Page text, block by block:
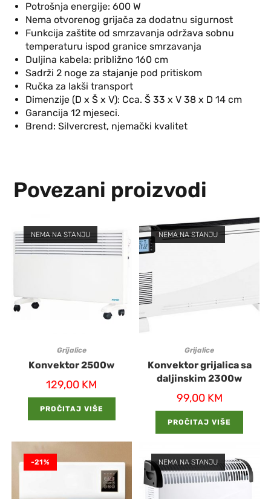
Potrošnja energije: 600 W
Nema otvorenog grijača za dodatnu sigurnost
Funkcija zaštite od smrzavanja održava sobnu
temperaturu ispod granice smrzavanja
Duljina kabela: približno 160 cm
Sadrži 2 noge za stajanje pod pritiskom
Ručka za lakši transport
Dimenzije (D x Š x V): Cca. Š 33 x V 38 x D 14 cm
Garancija 12 mjeseci.
Brend: Silvercrest, njemački kvalitet
Povezani proizvodi
NEMA NA STANJU
Grijalice
Konvektor 2500w
129,00 KM
PROČITAJ VIŠE
NEMA NA STANJU
Grijalice
Konvektor grijalica sa
daljinskim 2300w
99,00 KM
PROČITAJ VIŠE
-21% NEMA NA STANJU